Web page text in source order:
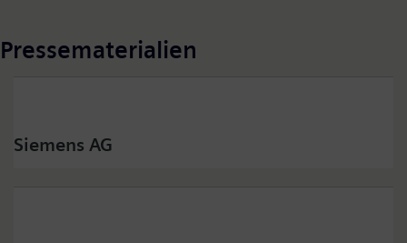
Pressematerialien
Siemens AG